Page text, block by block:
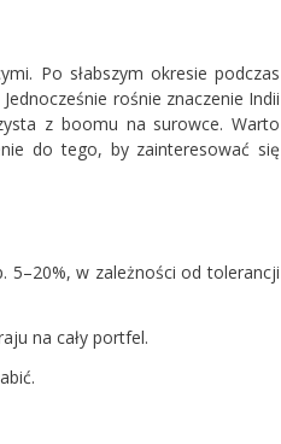
Po słabszym okresie podczas
rośnie znaczenie Indii
z boomu na surowce. Warto
do tego, by zainteresować się
5–20%, w zależności od tolerancji
na cały portfel.